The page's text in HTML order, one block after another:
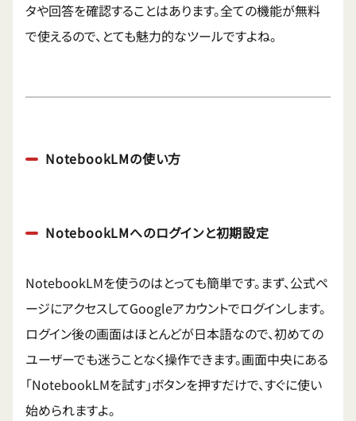
タや回答を確認することはあります。全ての機能が無料
で使えるので、とても魅力的なツールですよね。
NotebookLMの使い方
NotebookLMへのログインと初期設定
NotebookLMを使うのはとっても簡単です。まず、公式ペ
ージにアクセスしてGoogleアカウントでログインします。
ログイン後の画面はほとんどが日本語なので、初めての
ユーザーでも迷うことなく操作できます。画面中央にある
「NotebookLMを試す」ボタンを押すだけで、すぐに使い
始められますよ。